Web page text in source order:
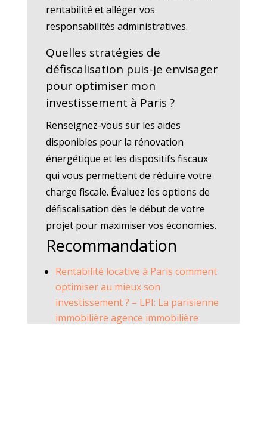
rentabilité et alléger vos
responsabilités administratives.
Quelles stratégies de
défiscalisation puis-je envisager
pour optimiser mon
investissement à Paris ?
Renseignez-vous sur les aides
disponibles pour la rénovation
énergétique et les dispositifs fiscaux
qui vous permettent de réduire votre
charge fiscale. Évaluez les options de
défiscalisation dès le début de votre
projet pour maximiser vos économies.
Recommandation
Rentabilité locative à Paris comment
optimiser au mieux son
investissement ? – LPI: La parisienne
immobilière agence immobilière